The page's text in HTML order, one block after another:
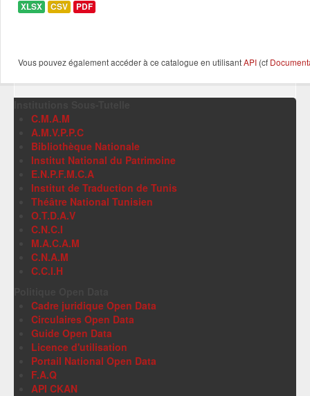
XLSX CSV PDF
Vous pouvez également accéder à ce catalogue en utilisantAPI (cf
C.M.A.M
A.M.V.P.P.C
Bibliothèque Nationale
Institut National du Patrimoine
E.N.P.F.M.C.A
Institut de Traduction de Tunis
Théâtre National Tunisien
O.T.D.A.V
C.N.C.I
M.A.C.A.M
C.N.A.M
C.C.I.H
Cadre juridique Open Data
Circulaires Open Data
Guide Open Data
Licence d'utilisation
Portail National Open Data
F.A.Q
API CKAN